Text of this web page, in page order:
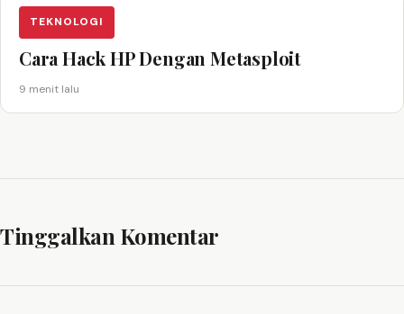
TEKNOLOGI
Cara Hack HP Dengan Metasploit
9 menit lalu
Tinggalkan Komentar